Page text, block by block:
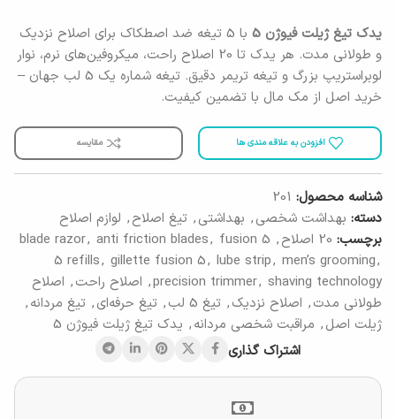
یدک تیغ ژیلت فیوژن 5
با 5 تیغه ضد اصطکاک برای اصلاح نزدیک
و طولانی مدت. هر یدک تا 20 اصلاح راحت، میکروفین‌های نرم، نوار
لوبراستریپ بزرگ و تیغه تریمر دقیق. تیغه شماره یک 5 لب جهان –
خرید اصل از مک مال با تضمین کیفیت.
افزودن به علاقه مندی ها مقایسه
شناسه محصول: 201
دسته: بهداشت شخصی, بهداشتی, تیغ اصلاح, لوازم اصلاح
برچسب: 20 اصلاح ,
5 blade razor
, anti friction blades, fusion
5 refills, gillette fusion 5, lube strip, men’s grooming,
precision trimmer, shaving technology
, اصلاح راحت, اصلاح
طولانی مدت, اصلاح نزدیک, تیغ 5 لب , تیغ حرفه‌ای, تیغ مردانه,
ژیلت اصل, مراقبت شخصی مردانه, یدک تیغ ژیلت فیوژن 5
اشتراک گذاری